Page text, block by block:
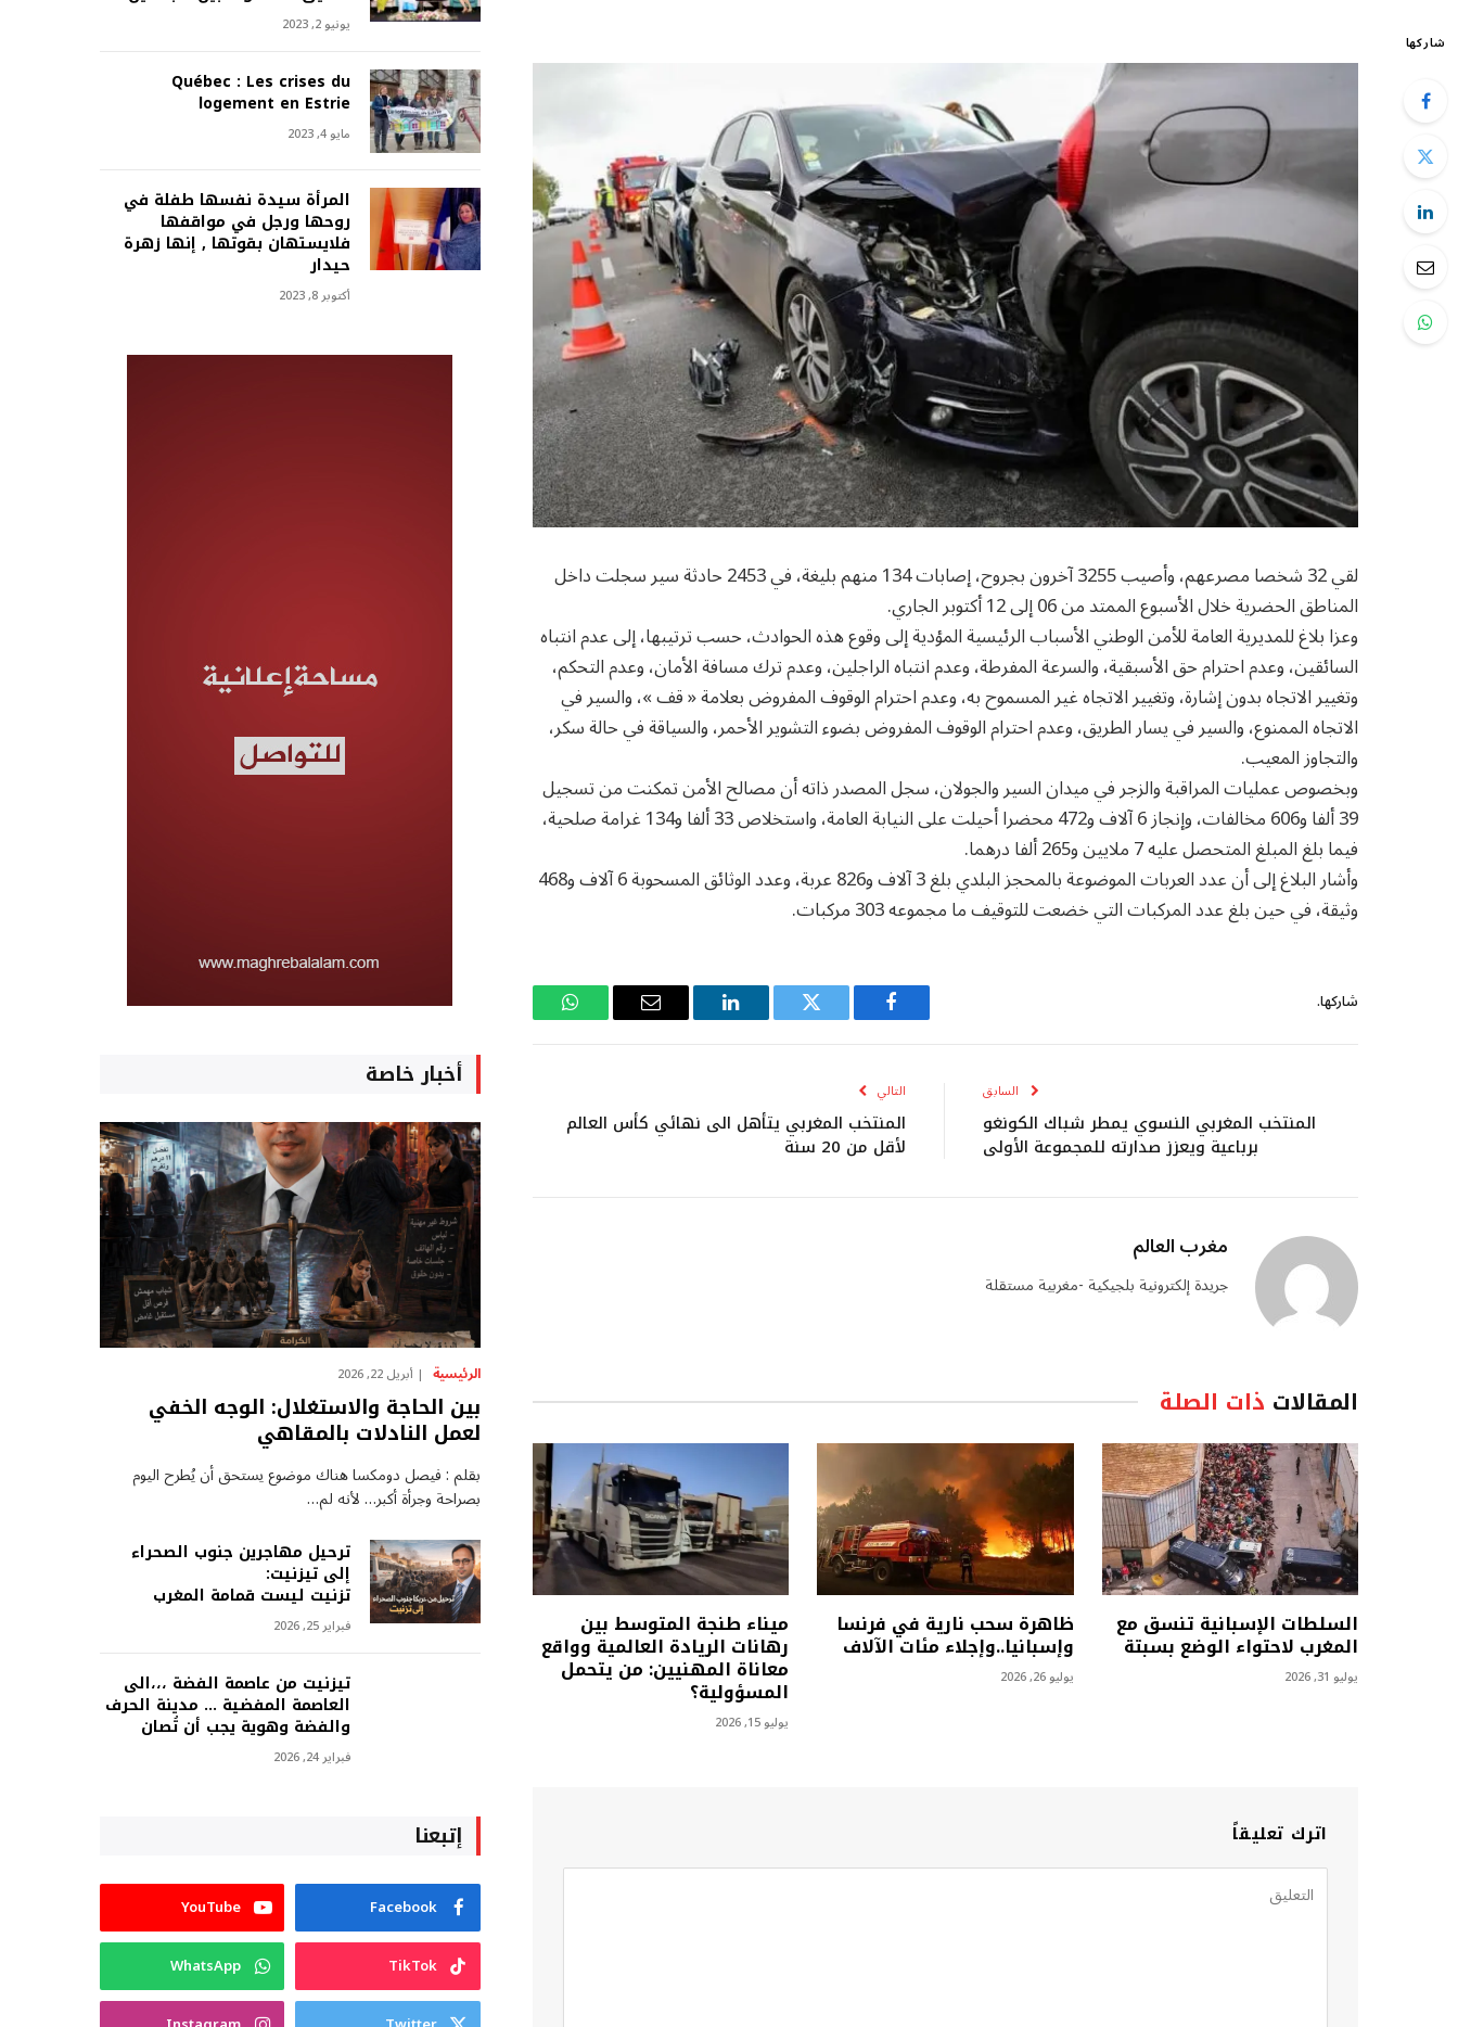
شاركها
لقي 32 شخصا مصرعهم، وأصيب 3255 آخرون بجروح، إصابات 134 منهم بليغة، في 2453 حادثة سير سجلت داخل
المناطق الحضرية خلال الأسبوع الممتد من 06 إلى 12 أكتوبر الجاري.
وعزا بلاغ للمديرية العامة للأمن الوطني الأسباب الرئيسية المؤدية إلى وقوع هذه الحوادث، حسب ترتيبها، إلى عدم انتباه
السائقين، وعدم احترام حق الأسبقية، والسرعة المفرطة، وعدم انتباه الراجلين، وعدم ترك مسافة الأمان، وعدم التحكم،
وتغيير الاتجاه بدون إشارة، وتغيير الاتجاه غير المسموح به، وعدم احترام الوقوف المفروض بعلامة « قف »، والسير في
الاتجاه الممنوع، والسير في يسار الطريق، وعدم احترام الوقوف المفروض بضوء التشوير الأحمر، والسياقة في حالة سكر،
والتجاوز المعيب.
وبخصوص عمليات المراقبة والزجر في ميدان السير والجولان، سجل المصدر ذاته أن مصالح الأمن تمكنت من تسجيل
39 ألفا و606 مخالفات، وإنجاز 6 آلاف و472 محضرا أحيلت على النيابة العامة، واستخلاص 33 ألفا و134 غرامة صلحية،
فيما بلغ المبلغ المتحصل عليه 7 ملايين و265 ألفا درهما.
وأشار البلاغ إلى أن عدد العربات الموضوعة بالمحجز البلدي بلغ 3 آلاف و826 عربة، وعدد الوثائق المسحوبة 6 آلاف و468
وثيقة، في حين بلغ عدد المركبات التي خضعت للتوقيف ما مجموعه 303 مركبات.
شاركها.
فيسبوك تويتر لينكدإن
البريد
واتساب
السابق
المنتخب المغربي النسوي يمطر شباك الكونغو
برباعية ويعزز صدارته للمجموعة الأولى
التالي
المنتخب المغربي يتأهل الى نهائي كأس العالم
لأقل من 20 سنة
مغرب العالم
جريدة إلكترونية بلجيكية -مغربية مستقلة
المقالات ذات الصلة
السلطات الإسبانية تنسق مع
المغرب لاحتواء الوضع بسبتة
يوليو 31, 2026
ظاهرة سحب نارية في فرنسا
وإسبانيا..وإجلاء مئات الآلاف
يوليو 26, 2026
ميناء طنجة المتوسط بين
رهانات الريادة العالمية وواقع
معاناة المهنيين: من يتحمل
المسؤولية؟
يوليو 15, 2026
اترك تعليقاً
يونيو 2, 2023
Québec : Les crises du
logement en Estrie
مايو 4, 2023
المرأة سيدة نفسها طفلة في
روحها ورجل في مواقفها
فلايستهان بقوتها , إنها زهرة
حيدار
أكتوبر 8, 2023
أخبار خاصة
الرئيسية أبريل 22, 2026
بين الحاجة والاستغلال: الوجه الخفي
لعمل النادلات بالمقاهي
بقلم : فيصل دومكسا هناك موضوع يستحق أن يُطرح اليوم
بصراحة وجرأة أكبر… لأنه لم…
ترحيل مهاجرين جنوب الصحراء
إلى تيزنيت:
تزنيت ليست قمامة المغرب
فبراير 25, 2026
تيزنيت من عاصمة الفضة ،،،الى
العاصمة المفضية … مدينة الحرف
والفضة وهوية يجب أن تُصان
فبراير 24, 2026
إتبعنا
Facebook
YouTube
TikTok
WhatsApp